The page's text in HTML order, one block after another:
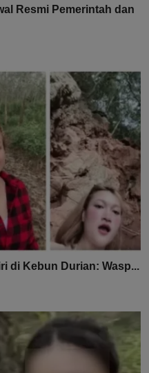
Resmi Pemerintah dan
di Kebun Durian: Wasp...